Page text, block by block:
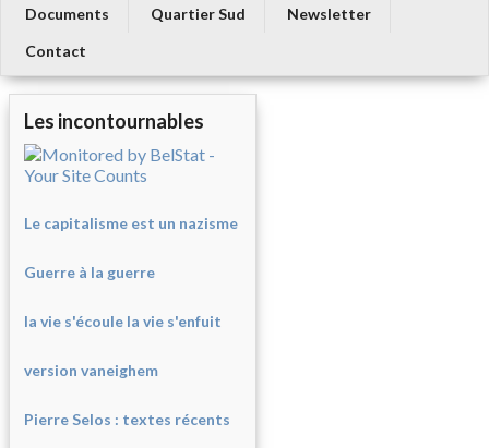
Documents
Quartier Sud
Newsletter
Contact
Les incontournables
Le capitalisme est un nazisme
Guerre à la guerre
la vie s'écoule la vie s'enfuit
version vaneighem
Pierre Selos : textes récents